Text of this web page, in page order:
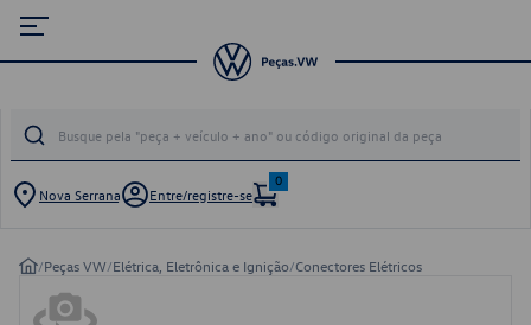
Nova Serrana Entre/registre-se
0
/Peças VW/Elétrica, Eletrônica e Ignição/Conectores Elétricos